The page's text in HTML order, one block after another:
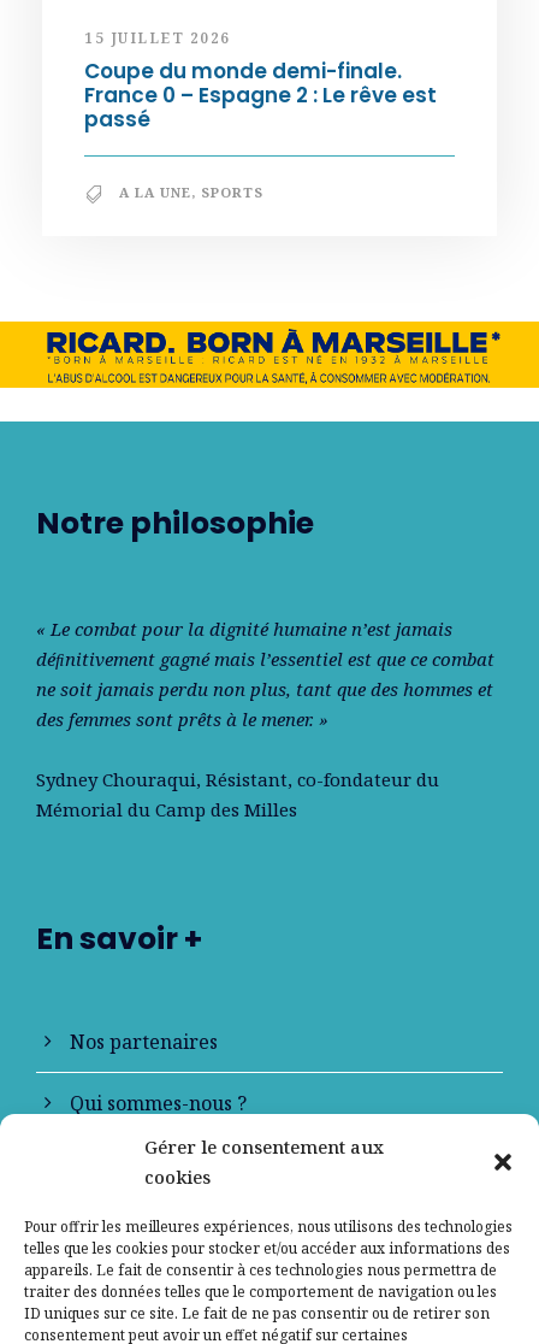
Gérer le consentement aux
cookies
Pour offrir les meilleures expériences, nous utilisons des technologies
telles que les cookies pour stocker et/ou accéder aux informations des
appareils. Le fait de consentir à ces technologies nous permettra de
traiter des données telles que le comportement de navigation ou les
ID uniques sur ce site. Le fait de ne pas consentir ou de retirer son
consentement peut avoir un effet négatif sur certaines
15 JUILLET 2026
Coupe du monde demi-finale.
France 0 – Espagne 2 : Le rêve est
passé
A LA UNE, SPORTS
Notre philosophie
« Le combat pour la dignité humaine n’est jamais
déﬁnitivement gagné mais l’essentiel est que ce combat
ne soit jamais perdu non plus, tant que des hommes et
des femmes sont prêts à le mener. »
Sydney Chouraqui, Résistant, co-fondateur du
Mémorial du Camp des Milles
En savoir +
Nos partenaires
Qui sommes-nous ?
Contactez-nous
Mentions légales
Politique de confidentialité